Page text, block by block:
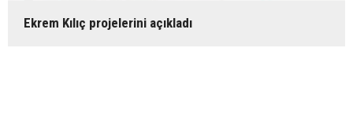
Ekrem Kılıç projelerini açıkladı